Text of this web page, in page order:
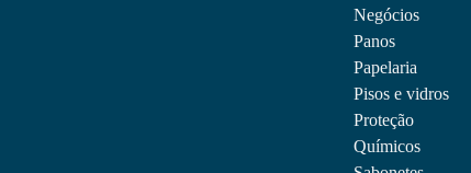
Mop Úmido Ponta Dobrada c/ Loop e
Rodo Duplo 50cm – Azul Petróleo –
Negócios
Panos
Papelaria
Pisos e vidros
Proteção
Químicos